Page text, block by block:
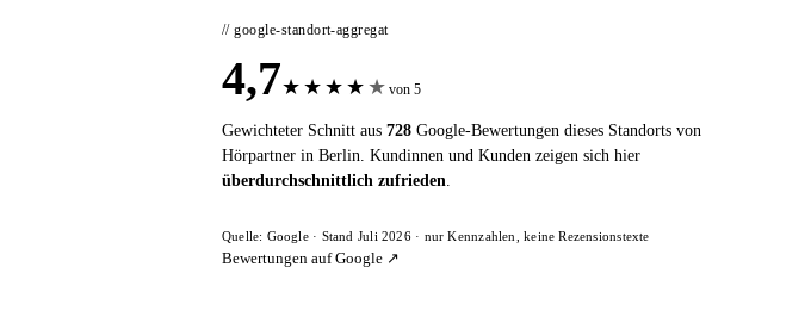
// google-standort-aggregat
4,7★ ★ ★ ★ ★ von 5
Gewichteter Schnitt aus 728Google-Bewertungen dieses Standorts von
Hörpartner in Berlin. Kundinnen und Kunden zeigen sich hier
überdurchschnittlich zufrieden.
Quelle: Google · Stand Juli 2026 · nur Kennzahlen, keine Rezensionstexte
Bewertungen auf Google ↗